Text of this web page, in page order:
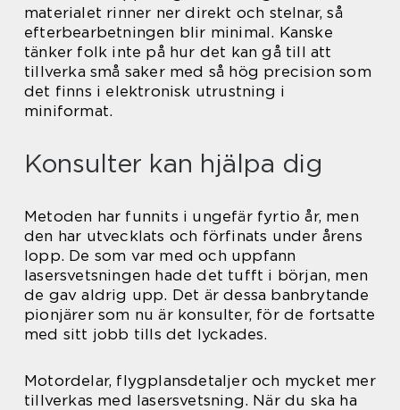
materialet rinner ner direkt och stelnar, så
efterbearbetningen blir minimal. Kanske
tänker folk inte på hur det kan gå till att
tillverka små saker med så hög precision som
det finns i elektronisk utrustning i
miniformat.
Konsulter kan hjälpa dig
Metoden har funnits i ungefär fyrtio år, men
den har utvecklats och förfinats under årens
lopp. De som var med och uppfann
lasersvetsningen hade det tufft i början, men
de gav aldrig upp. Det är dessa banbrytande
pionjärer som nu är konsulter, för de fortsatte
med sitt jobb tills det lyckades.
Motordelar, flygplansdetaljer och mycket mer
tillverkas med lasersvetsning. När du ska ha